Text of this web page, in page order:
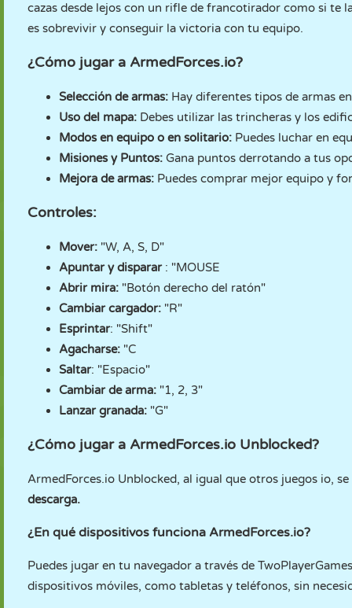
cazas desde lejos con un rifle de francotirador como si te
es sobrevivir y conseguir la victoria con tu equipo.
¿Cómo jugar a ArmedForces.io?
Selección de armas: Hay diferentes tipos de armas
Uso del mapa: Debes utilizar las trincheras y los
Modos en equipo o en solitario: Puedes luchar en
Misiones y Puntos: Gana puntos derrotando a tus
Mejora de armas: Puedes comprar mejor equipo y
Controles:
Mover: "W, A, S, D"
Apuntar y disparar : "MOUSE
Abrir mira: "Botón derecho del ratón"
Cambiar cargador: "R"
Esprintar: "Shift"
Agacharse: "C
Saltar: "Espacio"
Cambiar de arma: "1, 2, 3"
Lanzar granada: "G"
¿Cómo jugar a ArmedForces.io Unblocked?
ArmedForces.io Unblocked, al igual que otros juegos io,
descarga.
¿En qué dispositivos funciona ArmedForces.io?
Puedes jugar en tu navegador a través de
dispositivos móviles, como tabletas y teléfonos, sin